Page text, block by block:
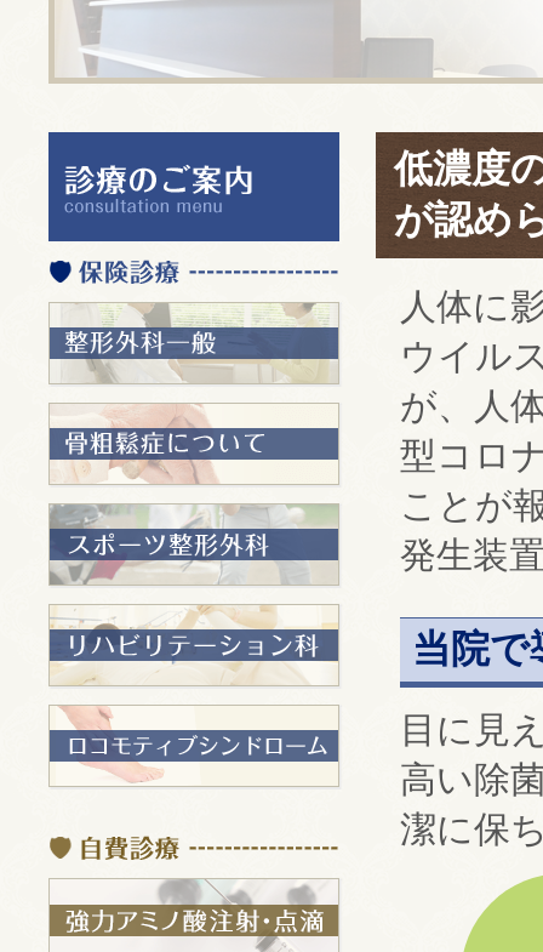
低濃度
が認め
人体に
ウイル
が、人
型コロ
ことが
発生装
当院
目に見
高い除
潔に保